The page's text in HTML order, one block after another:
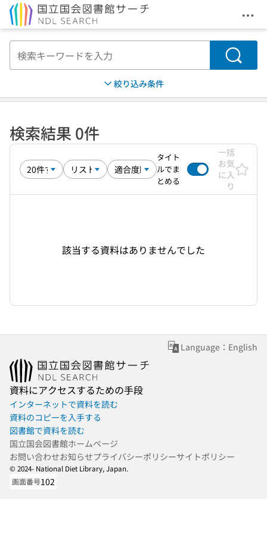
メ
検索
絞り込み条件
検索結果 0件
タイト
ルでま
とめる
一括
お気
に入
り
該当する資料はありませんでした
Language：English
資料にアクセスするための手段
インターネットで資料を読む
資料のコピーを入手する
図書館で資料を読む
国立国会図書館ホームページ
お問い合わせお知らせプライバシーポリシーサイトポリシー
© 2024- National Diet Library, Japan.
画面番号102